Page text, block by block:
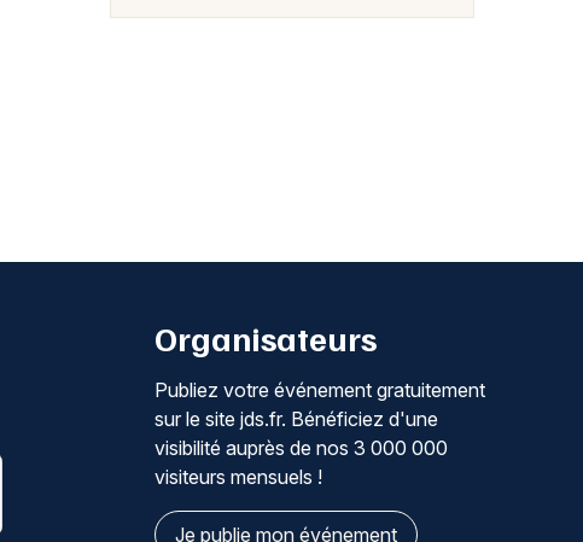
Organisateurs
Publiez votre événement gratuitement
sur le site jds.fr. Bénéficiez d'une
visibilité auprès de nos 3 000 000
visiteurs mensuels !
Je publie mon événement